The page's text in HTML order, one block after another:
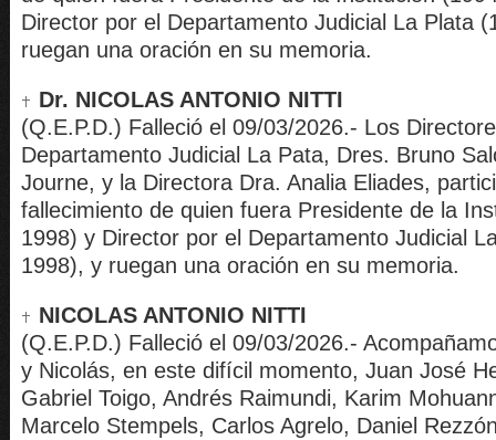
Director por el Departamento Judicial La Plata
ruegan una oración en su memoria.
Dr. NICOLAS ANTONIO NITTI
(Q.E.P.D.) Falleció el 09/03/2026.- Los
Departamento Judicial La Pata, Dres. Bruno
Journe, y la Directora Dra. Analia Eliades,
fallecimiento de quien fuera Presidente de la
1998) y Director por el Departamento Judicial
1998), y ruegan una oración en su memoria.
NICOLAS ANTONIO NITTI
(Q.E.P.D.) Falleció el 09/03/2026.-
y Nicolás, en este difícil momento, Juan José
Gabriel Toigo, Andrés Raimundi, Karim
Marcelo Stempels, Carlos Agrelo, Daniel